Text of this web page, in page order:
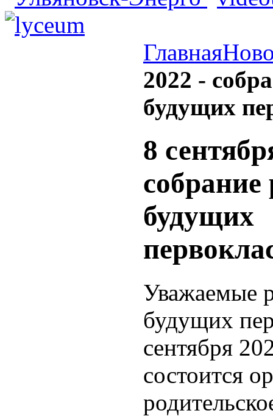
Главная
2022 -
будущих
8
собрание
будущих
Уважаемые
будущих
сентября
состоится